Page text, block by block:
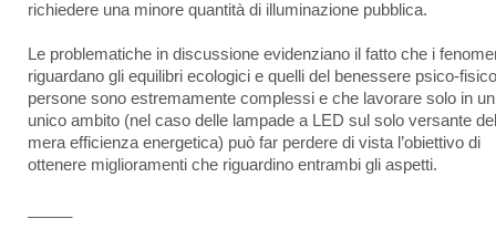
richiedere una minore quantità di illuminazione pubblica.
Le problematiche in discussione evidenziano il fatto che i
riguardano gli equilibri ecologici e quelli del benessere psico-
persone sono estremamente complessi e che lavorare solo in un
unico ambito (nel caso delle lampade a LED sul solo versante
mera efficienza energetica) può far perdere di vista l’obiettivo di
ottenere miglioramenti che riguardino entrambi gli aspetti.